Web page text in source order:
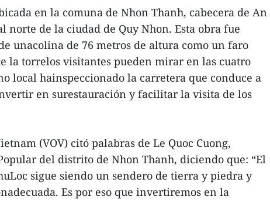
en la comuna de Nhon Thanh, cabecera de An
norte de la ciudad de Quy Nhon. Esta obra fue
unacolina de 76 metros de altura como un faro
la torrelos visitantes pueden mirar en las cuatro
local hainspeccionado la carretera que conduce a
en surestauración y facilitar la visita de los
(VOV) citó palabras de Le Quoc Cuong,
del distrito de Nhon Thanh, diciendo que: “El
sigue siendo un sendero de tierra y piedra y
Es por eso que invertiremos en la